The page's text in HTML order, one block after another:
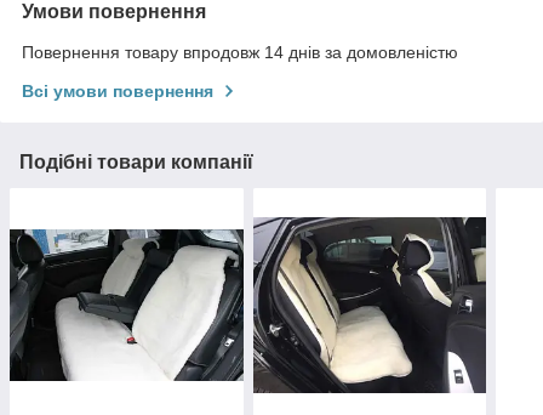
Умови повернення
Повернення товару впродовж 14 днів за домовленістю
Всі умови повернення
Подібні товари компанії